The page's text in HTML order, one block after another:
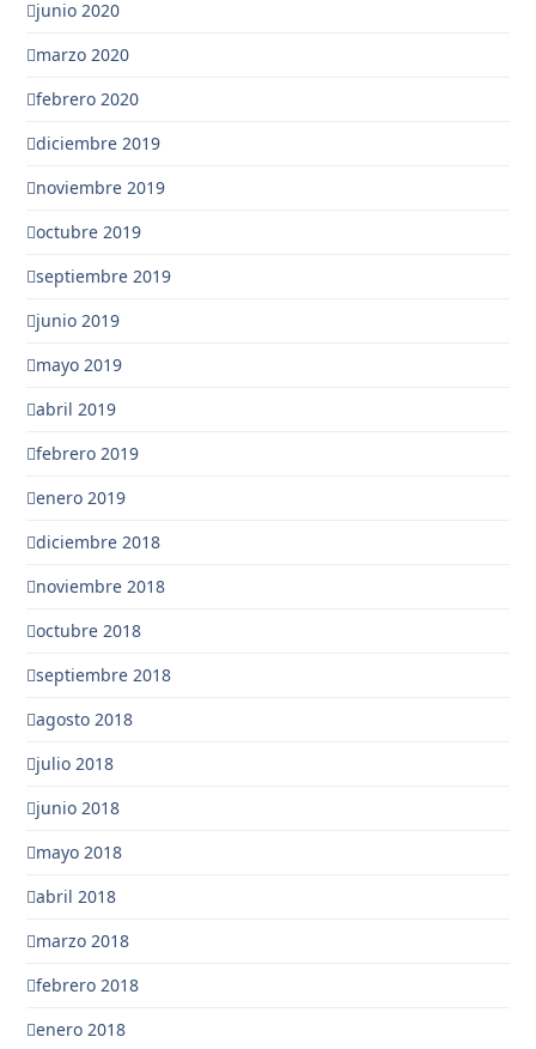
junio 2020
marzo 2020
febrero 2020
diciembre 2019
noviembre 2019
octubre 2019
septiembre 2019
junio 2019
mayo 2019
abril 2019
febrero 2019
enero 2019
diciembre 2018
noviembre 2018
octubre 2018
septiembre 2018
agosto 2018
julio 2018
junio 2018
mayo 2018
abril 2018
marzo 2018
febrero 2018
enero 2018